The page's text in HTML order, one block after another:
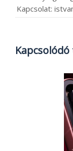
Kapcsolat: